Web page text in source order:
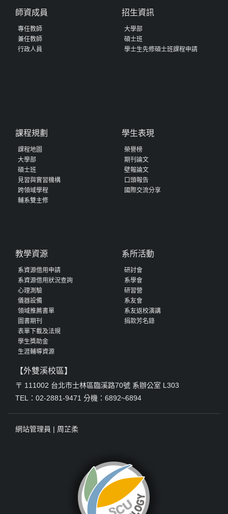
師資成員
專任教師
兼任教師
行政人員
招生資訊
大學部
碩士班
學士生先修碩士班課程申請
課程規劃
課程地圖
大學部
碩士班
見習與實習機構
跨領域學程
輔系雙主修
學生表現
榮譽榜
期刊論文
壁報論文
口頭報告
國際交流分享
教學資源
系資源借用申請
系資源借用狀況查詢
心理測驗
儀器設備
領域推薦書單
圖書期刊
表單下載及法規
學生獎助金
生涯輔導資源
系所活動
研討會
系學會
研習營
系友會
系友返校演講
捐款芳名錄
【外雙溪校區】
〒 111002 台北市士林區臨溪路70號 系辦公室 L303
TEL：02-2881-9471 分機：6892~6894
網站管理員 | 周芷柔